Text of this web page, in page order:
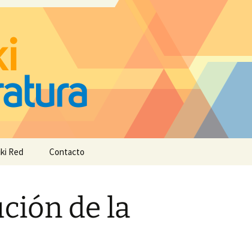
Red Contacto
de la